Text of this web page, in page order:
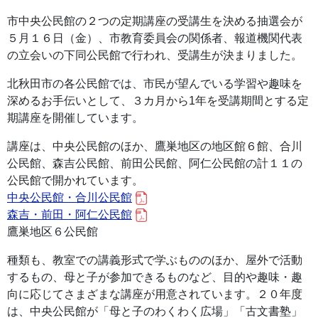
市中央公民館の２つの定期講座の受講生を決める抽選会が
５月１６日（金）、市教育委員会の関係者、報道機関代表
の立会いの下同公民館で行われ、受講生が決まりました。
北秋田市の各公民館では、市民が望んでいる学習や趣味を
深めるお手伝いとして、３カ月から1年を受講期間とする定
期講座を開催しています。
講座は、中央公民館のほか、鷹巣地区の地区館６館、合川
公民館、森吉公民館、前田公民館、阿仁公民館の計１１の
公民館で開かれています。
中央公民館・合川公民館
森吉・前田・阿仁公民館
鷹巣地区６公民館
種類も、教室での講義形式で学ぶもののほか、屋外で活動
するもの、母と子が参加できるものなど、目的や趣味・趣
向に応じてさまざまな講座が用意されています。２０年度
は、中央公民館が「母と子のわくわく広場」「古文書塾」